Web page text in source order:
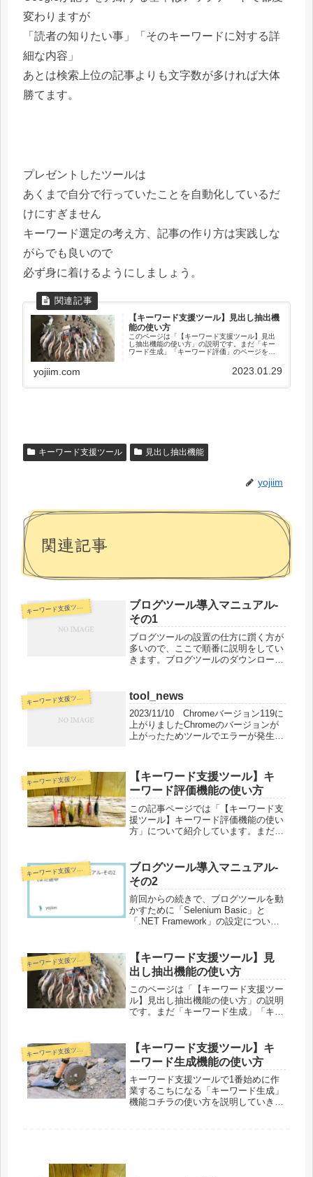
変わりますが
「読者の知りたい事」「そのキーワードに対する詳
細な内容」
あとは検索上位の記事よりも文字数が多ければ大体
勝てます。
プレゼントしたツールは
あくまで自分で行っていたことを自動化しているだ
けにすぎません
キーワード選定の考え方、記事の作り方は実践しな
がらでも良いので
必ず身に着けるようにしましょう。
【キーワード支援ツール】見出し抽出機
能の使い方
このページは「【キーワード支援ツール】見出
し抽出機能の使い方」の説明です。まだ「キー
ワード生成」「キーワード評価」のページを見
します。「見出し抽出」機能は評価したキーワ
ードを実際にサイト検索するより...
yojiim.com 2023.01.29
キーワード支援ツール 見出し抽出機能
yojiim
関連記事
キ
ーワード支援ツール
ブログツール導入マニュアル-
その1
ブログツールの設置の仕方に躓く方が
多いので、ここで順番に説明をしてい
きます。ブログツールのダウンロード
スワードは毎号メルマガ下部に記載さ
れています。ダウンロードが完了す
る...
キ
ーワード支援ツール tool_news
2023/11/10 Chromeバージョン119に
上がりましたChromeのバージョンが
上がったためツールでエラーが発生し
ていただき、開いたフォルダの中に
「chro...
キ
ーワード支援ツール
【キーワード支援ツール】キ
ーワード評価機能の使い方
この記事ページでは「【キーワード支
援ツール】キーワード評価機能の使い
方」について紹介しています。まだ
はそちらから読むことをお勧めしま
す。キーワード生成ツールでキーワー
ドをた...
キ
ーワード支援ツール
ブログツール導入マニュアル-
その2
前回からの続きで、ブログツールを動
かすために「Selenium Basic」と
「.NET Framework」の設定について
ザを操作してデータを抽出します...
キ
ーワード支援ツール
【キーワード支援ツール】見
出し抽出機能の使い方
このページは「【キーワード支援ツー
ル】見出し抽出機能の使い方」の説明
です。まだ「キーワード生成」「キー
ます。「見出し抽出」機能は評価した
キーワードを実際にサイト検索するよ
り...
キ
ーワード支援ツール
【キーワード支援ツール】キ
ーワード生成機能の使い方
キーワード支援ツールで1番始めに作
業するこちになる「キーワード生成」
機能コチラの使い方を説明していきま